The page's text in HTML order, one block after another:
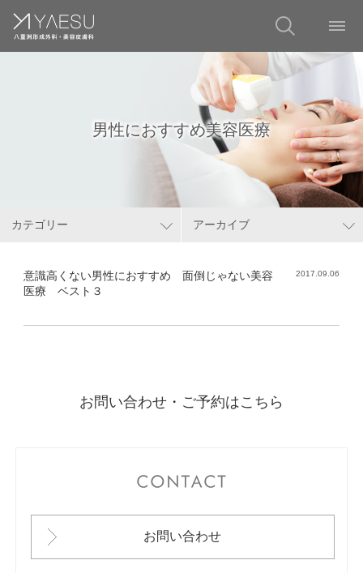
男性におすすめ美容医療
カテゴリー アーカイブ
意識高くない男性におすすめ 面倒じゃない美容
医療 ベスト３
2017.09.06
お問い合わせ・ご予約はこちら
お問い合わせ